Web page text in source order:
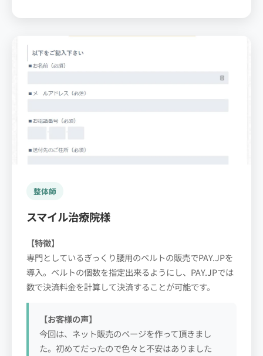
整体師
スマイル治療院様
【特徴】
専門としているぎっくり腰用のベルトの販売でPAY.JPを
導入。ベルトの個数を指定出来るようにし、PAY.JPでは
数で決済料金を計算して決済することが可能です。
【お客様の声】
今回は、ネット販売のページを作って頂きまし
た。初めてだったので色々と不安はありました